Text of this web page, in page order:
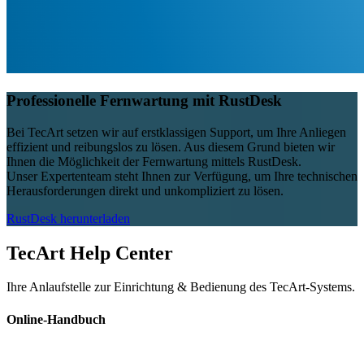
Professionelle Fernwartung mit RustDesk
Bei TecArt setzen wir auf erstklassigen Support, um Ihre Anliegen
effizient und reibungslos zu lösen. Aus diesem Grund bieten wir
Ihnen die Möglichkeit der Fernwartung mittels RustDesk.
Unser Expertenteam steht Ihnen zur Verfügung, um Ihre technischen
Herausforderungen direkt und unkompliziert zu lösen.
RustDesk herunterladen
TecArt Help Center
Ihre Anlaufstelle zur Einrichtung & Bedienung des TecArt-Systems.
Online-Handbuch